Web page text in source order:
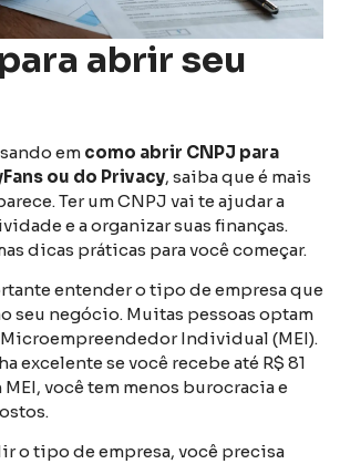
abrir seu
em como abrir CNPJ para
ou do Privacy, saiba que é mais
Ter um CNPJ vai te ajudar a
e a organizar suas finanças.
dicas práticas para você começar.
entender o tipo de empresa que
seu negócio. Muitas pessoas optam
Individual (MEI).
excelente se você recebe até R$ 81
você tem menos burocracia e
o tipo de empresa, você precisa